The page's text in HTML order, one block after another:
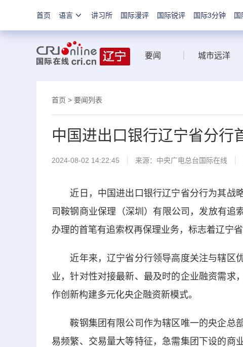
首页 语言 讲习所 国际漫评 国际锐评 国际3分钟 国
要闻 城市远洋
首页 > 要闻列表
中国进出口银行辽宁省分行
2024-08-02 14:22:45 来源：中央广电总台国际在线
近日，中国进出口银行辽宁省分行为其战
司鞍钢商业保理（深圳）有限公司，发放有追
办理的首笔有追索权再保理业务，标志着辽宁
近年来，辽宁省分行领导高度关注与辖区
业，针对性对接最新、最及时的企业融资需求
作创新构建多元化央企融资新模式。
鞍钢集团有限公司作为辖区唯一的央企总
易频繁、交易量大等特征，急需集团下设的商